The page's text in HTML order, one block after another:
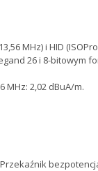
MHz) i HID
26 i 8-bitowym
MHz: 2,02 dBuA/m.